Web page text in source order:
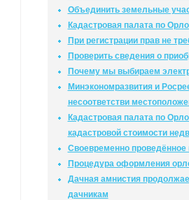
Объединить земельные
Кадастровая палата по
При регистрации прав не
Проверить сведения о
Почему мы выбираем
Минэкономразвития и
несоответстви
Кадастровая палата по
кадастровой стоимости
Своевременно
Процедура оформления
Дачная амнистия
дачникам